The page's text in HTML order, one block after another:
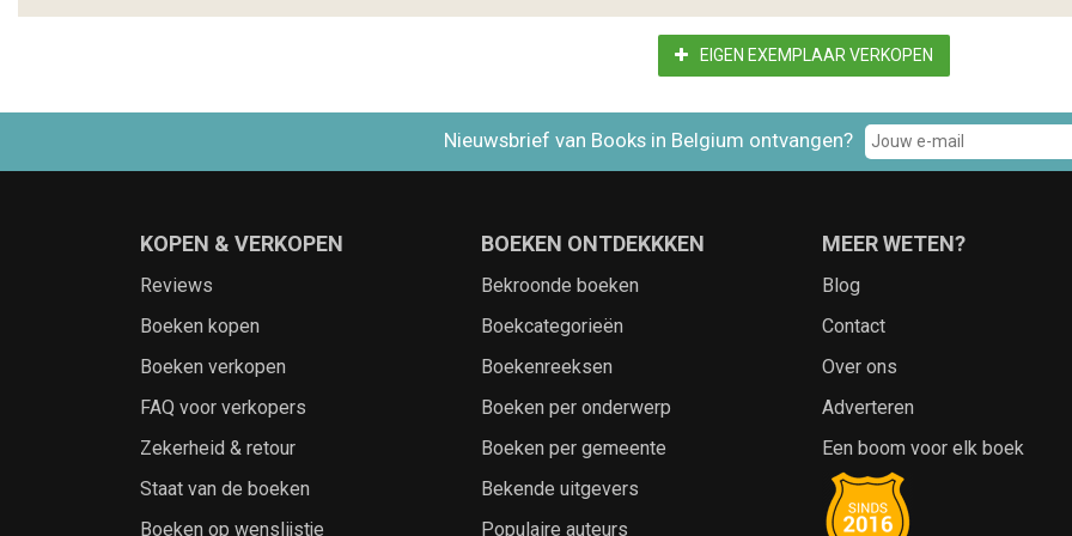
EIGEN EXEMPLAAR VERKOPEN
Nieuwsbrief van Books in Belgium ontvangen?
KOPEN & VERKOPEN
Reviews
Boeken kopen
Boeken verkopen
FAQ voor verkopers
Zekerheid & retour
Staat van de boeken
Boeken op wenslijstje
BOEKEN ONTDEKKKEN
Bekroonde boeken
Boekcategorieën
Boekenreeksen
Boeken per onderwerp
Boeken per gemeente
Bekende uitgevers
Populaire auteurs
MEER WETEN?
Blog
Contact
Over ons
Adverteren
Een boom voor elk boek